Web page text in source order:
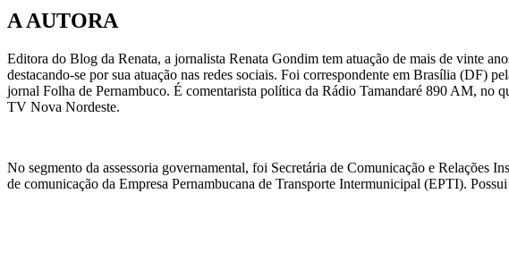
A AUTORA
Editora do Blog da Renata, a jornalista Renata Gondim tem atuação de mais de vinte
destacando-se por sua atuação nas redes sociais. Foi correspondente em Brasília (DF)
jornal Folha de Pernambuco. É comentarista política da Rádio Tamandaré 890 AM, no
TV Nova Nordeste.
No segmento da assessoria governamental, foi Secretária de Comunicação e
de comunicação da Empresa Pernambucana de Transporte Intermunicipal (EPTI).